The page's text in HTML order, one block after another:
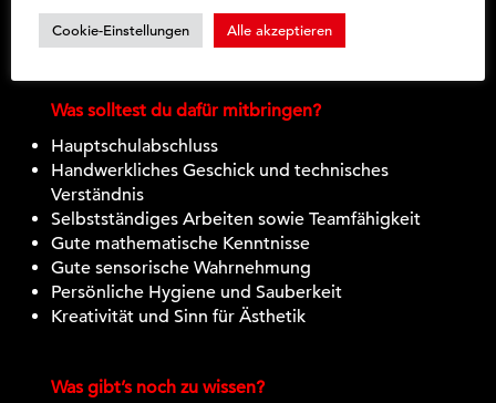
Du erfährst alles über die Dekoration und den
Verkauf deiner Produkte.
Was solltest du dafür mitbringen?
Hauptschulabschluss
Handwerkliches Geschick und technisches
Verständnis
Selbstständiges Arbeiten sowie Teamfähigkeit
Gute mathematische Kenntnisse
Gute sensorische Wahrnehmung
Persönliche Hygiene und Sauberkeit
Kreativität und Sinn für Ästhetik
Was gibt’s noch zu wissen?
Cookie-Einstellungen Alle akzeptieren